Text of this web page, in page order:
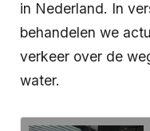
in Nederland. In
behandelen we
verkeer over de
water.